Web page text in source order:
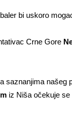
bi uskoro
Crne Gore
saznanjima našeg
iz Niša očekuje